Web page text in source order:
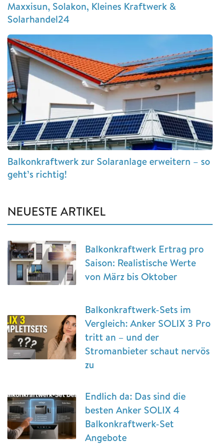
Maxxisun, Solakon, Kleines Kraftwerk &
Solarhandel24
Balkonkraftwerk zur Solaranlage erweitern – so
geht’s richtig!
NEUESTE ARTIKEL
Balkonkraftwerk Ertrag pro
Saison: Realistische Werte
von März bis Oktober
Balkonkraftwerk-Sets im
Vergleich: Anker SOLIX 3 Pro
tritt an – und der
Stromanbieter schaut nervös
zu
Endlich da: Das sind die
besten Anker SOLIX 4
Balkonkraftwerk-Set
Angebote